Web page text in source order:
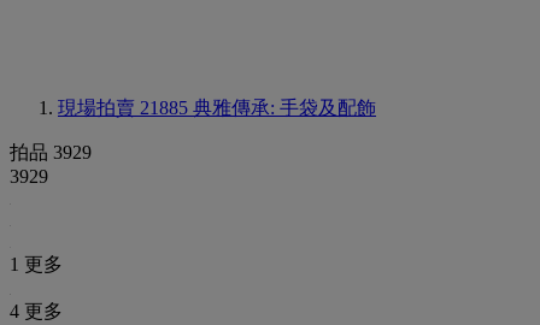
現場拍賣 21885 典雅傳承: 手袋及配飾
拍品 3929
3929
1 更多
4 更多